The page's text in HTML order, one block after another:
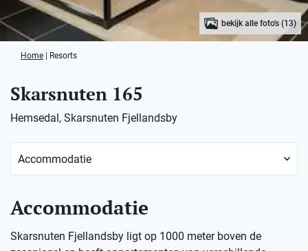
bekijk alle foto's (13)
Home Resorts
Skarsnuten 165
Hemsedal, Skarsnuten Fjellandsby
Accommodatie
Skarsnuten Fjellandsby ligt op 1000 meter boven de